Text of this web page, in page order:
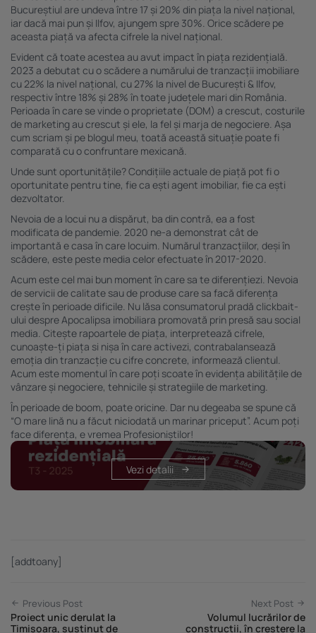
Bucureștiul are undeva între 17 și 20% din piața la nivel național,
iar dacă mai pun și Ilfov, ajungem spre 30%. Orice scădere pe
aceasta piață va afecta cifrele la nivel național.
Evident că toate acestea au avut impact în piața rezidențială.
2023 a debutat cu o scădere a numărului de tranzacții imobiliare
cu 22% la nivel național, cu 27% la nivel de București & Ilfov,
respectiv între 18% și 28% în toate județele mari din România.
Perioada în care se vinde o proprietate (DOM) a crescut, costurile
de marketing au crescut și ele, la fel și marja de negociere. Așa
cum scriam și pe blogul meu, toată această situație poate fi
comparată cu o confruntare mexicană.
Unde sunt oportunitățile? Condițiile actuale de piață pot fi o
oportunitate pentru tine, fie ca ești agent imobiliar, fie ca ești
dezvoltator.
Nevoia de a locui nu a dispărut, ba din contră, ea a fost
modificata de pandemie. 2020 ne-a demonstrat cât de
importantă e casa în care locuim. Numărul tranzacțiilor, deși în
scădere, este peste media celor efectuate în 2017-2020.
Acum este cel mai bun moment în care sa te diferențiezi. Nevoia
de servicii de calitate sau de produse care sa facă diferența
crește în perioade dificile. Nu lăsa consumatorul pradă clickbait-
ului despre Apocalipsa imobiliara promovată prin presă sau social
media. Citește rapoartele de piața, interpretează cifrele,
cunoaște-ți piața si nișa în care activezi, contrabalansează
emoția din tranzacție cu cifre concrete, informează clientul.
Acum este momentul în care poți scoate în evidența abilitățile de
vânzare și negociere, tehnicile și strategiile de marketing.
În perioade de boom, poate oricine. Dar nu degeaba se spune că
“O mare lină nu a făcut niciodată un marinar priceput”. Acum poți
face diferența, e vremea Profesioniștilor!
Vezi detalii
[addtoany]
Previous Post
Proiect unic derulat la
Timișoara, susținut de
Next Post
Volumul lucrărilor de
construcții, în creștere la